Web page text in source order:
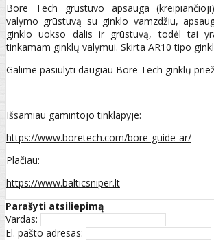
Bore Tech grūstuvo apsauga
valymo grūstuvą su ginklo vamzdžiu,
ginklo uokso dalis ir grūstuvą, todėl tai
tinkamam ginklų valymui. Skirta AR10 tipo
Galime pasiūlyti daugiau Bore Tech ginklų
Išsamiau gamintojo tinklapyje:
https://www.boretech.com/bore-guide-ar/
Plačiau:
https://www.balticsniper.lt
Parašyti atsiliepimą
Vardas:
El. pašto adresas: